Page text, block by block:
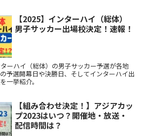
【2025】インターハイ（総体）
男子サッカー出場校決定！速報！
ターハイ（総体）の男子サッカー予選が各地
予選開幕日や決勝日、そしてインターハイ出
一挙紹介。
【組み合わせ決定！】アジアカッ
プ2023はいつ？開催地・放送・
配信時間は？